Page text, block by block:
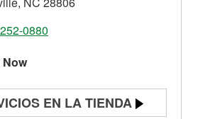
0880
EN LA TIENDA